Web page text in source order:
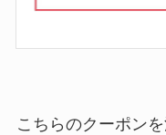
こちらのクーポン